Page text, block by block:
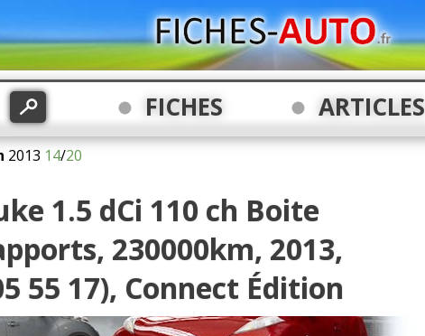
FICHES ARTICLES
2013 14/20
1.5 dCi 110 ch Boite
230000km, 2013,
55 17), Connect Édition